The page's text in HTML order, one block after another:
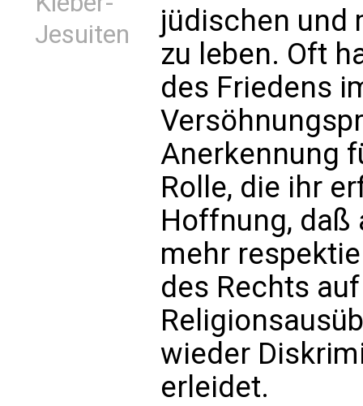
Jesuiten
jüdischen und
zu leben. Oft
des Friedens
Anerkennung
Rolle, die ihr
Hoffnung, daß
mehr
des Rechts
wieder
erleidet.